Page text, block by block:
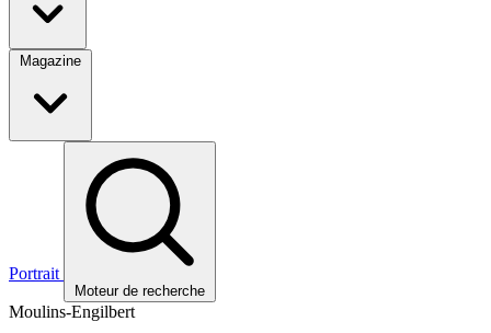
Magazine
Portrait
Moteur de recherche
Moulins-Engilbert